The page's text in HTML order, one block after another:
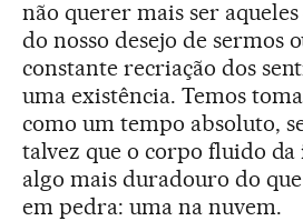
não querer mais ser
do nosso desejo de sermos
constante recriação dos
uma existência. Temos
como um tempo absoluto,
talvez que o corpo fluido
algo mais duradouro do
em pedra: uma na nuvem.